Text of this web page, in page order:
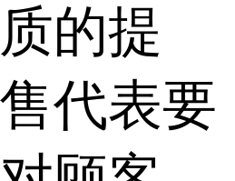
的提
代表要